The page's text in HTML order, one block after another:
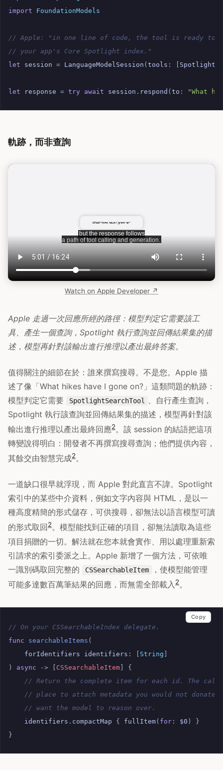
import
FoundationModels
// Apple: "in one line of code, the tool is ready to
// your app's Core Spotlight index."
let
session = LanguageModelSession (tools : [
let response = try await session . respond (to : "What
軌跡，而非查詢
Watch on Apple Developer ↗
Apple 走過一次回應所經的路徑：模型判定它需要該工
具、產生一個查詢，Spotlight 執行查詢並回傳結果集的描
述，模型再針對該輸出進行推理以產出最終答案。
值得關注的細節在於：誰來撰寫搜尋。不是您。Apple 描
述了像「What hikes have I gone on?」這類問題的軌跡：
模型判定它需要
SpotlightSearchTool
、自行產生查詢，
Spotlight 執行該查詢並回傳結果集的描述，模型再針對該
輸出進行推理以產出最終回應2。該 session 的結語把這項
轉變說得明白：開發者不再撰寫搜尋查詢；他們提供內容，
其餘交由智慧完成2。
一道缺口很早就浮現，而 Apple 對此直言不諱。Spotlight
索引中的某些中介資料，例如文字內容與 HTML，是以一
種高度精簡的形式儲存，可供搜尋，卻無法以語言模型可讀
的形式取回2。模型能找到正確的項目，卻無法讀取為這些
項目捐贈的一切。解法就在您本就會實作、用以處理重新索
引請求的索引委派之上。Apple 新增了一個方法，可依唯
一識別碼取回完整的
CSSearchableItem
，使模型能管理
可能多達數百萬筆結果的回應，而無需全部載入 2。
// On your CSSearchableIndex delegate.
func
searchableItems (
forIdentifiers
identifiers : String
)
async -> CSSearchableItem
{
// Return the complete item for each id. The
// place to attach metadata you would not donate
// want the model to reason over.
identifiers . compactMap { fullItem( for : $0 )
}
}
Copy